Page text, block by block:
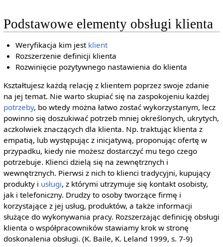
Podstawowe elementy obsługi klienta
Weryfikacja kim jest klient
Rozszerzenie definicji klienta
Rozwinięcie pozytywnego nastawienia do klienta
Kształtujesz każdą relację z klientem poprzez swoje zdanie
na jej temat. Nie warto skupiać się na zaspokojeniu każdej
potrzeby, bo wtedy można łatwo zostać wykorzystanym, lecz
powinno się doszukiwać potrzeb mniej określonych, ukrytych,
aczkolwiek znaczących dla klienta. Np. traktując klienta z
empatią, lub występując z inicjatywą, proponując ofertę w
przypadku, kiedy nie możesz dostarczyć mu tego czego
potrzebuje. Klienci dzielą się na zewnętrznych i
wewnętrznych. Pierwsi z nich to klienci tradycyjni, kupujący
produkty i usługi, z którymi utrzymuje się kontakt osobisty,
jak i telefoniczny. Drudzy to osoby tworzące firmę i
korzystające z jej usług, produktów, a także informacji
służące do wykonywania pracy. Rozszerzając definicję obsługi
klienta o współpracowników stawiamy krok w stronę
doskonalenia obsługi. (K. Baile, K. Leland 1999, s. 7-9)